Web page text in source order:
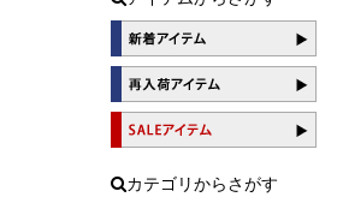
カテゴリからさがす